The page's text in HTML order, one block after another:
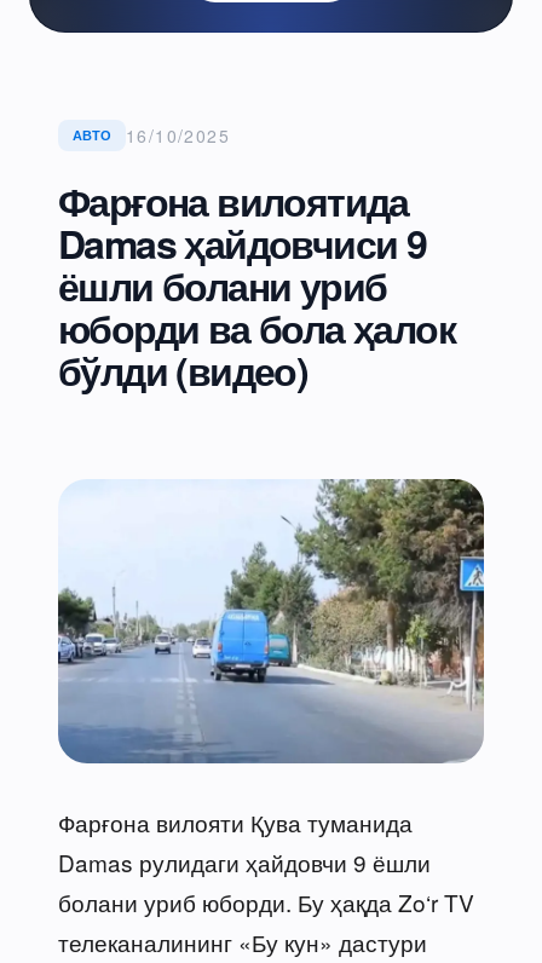
АВТО 16/10/2025
Фарғона вилоятида
Damas ҳайдовчиси 9
ёшли болани уриб
юборди ва бола ҳалок
бўлди (видео)
Фарғона вилояти Қува туманида
Damas рулидаги ҳайдовчи 9 ёшли
болани уриб юборди. Бу ҳақда Zo‘r TV
телеканалининг «Бу кун» дастури